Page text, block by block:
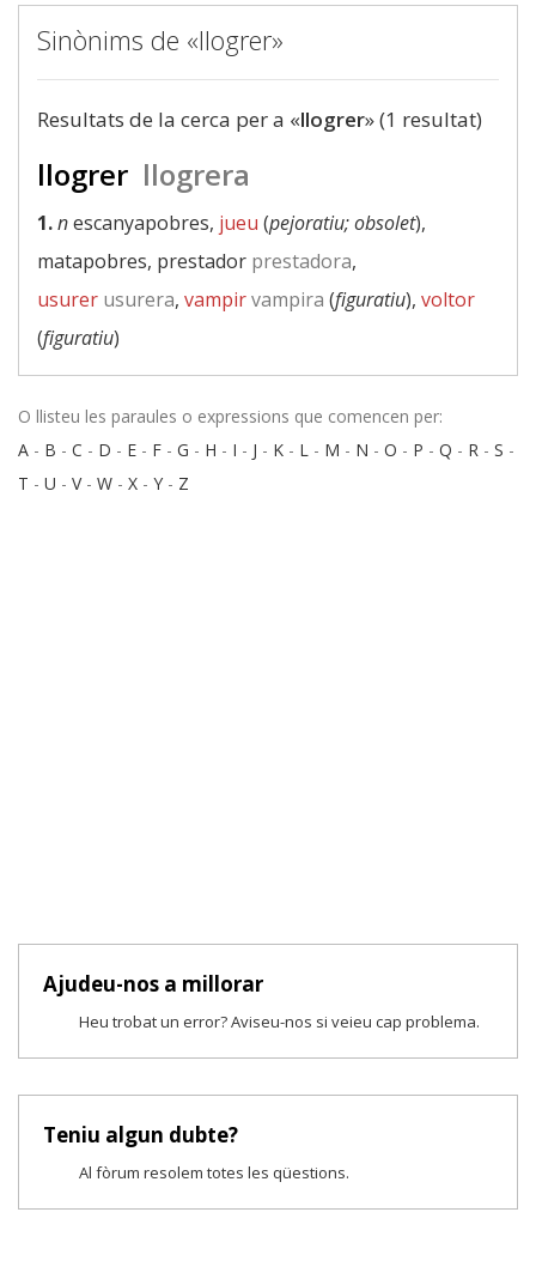
Sinònims de «llogrer»
Resultats de la cerca per a «llogrer» (1 resultat)
llogrer llogrera
1.nescanyapobres, jueu (pejoratiu; obsolet),
matapobres, prestador prestadora,
usurer usurera, vampirvampira (figuratiu), voltor
(figuratiu)
O llisteu les paraules o expressions que comencen per:
A - B - C - D - E - F - G - H - I - J - K - L - M - N - O - P - Q - R - S -
T - U - V- W - X - Y - Z
Ajudeu-nos a millorar
Heu trobat un error? Aviseu-nos si veieu cap problema.
Teniu algun dubte?
Al fòrum resolem totes les qüestions.